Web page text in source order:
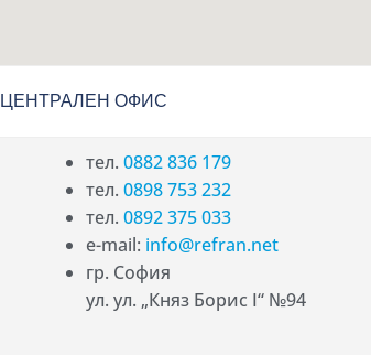
ЦЕНТРАЛЕН ОФИС
тел. 0882 836 179
тел. 0898 753 232
тел. 0892 375 033
e-mail: info@refran.net
гр. София
ул. ул. „Княз Борис I“ №94